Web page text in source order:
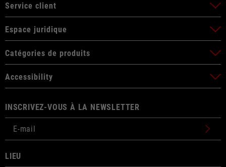
Service client
Espace juridique
Catégories de produits
Accessibility
INSCRIVEZ-VOUS À LA NEWSLETTER
LIEU